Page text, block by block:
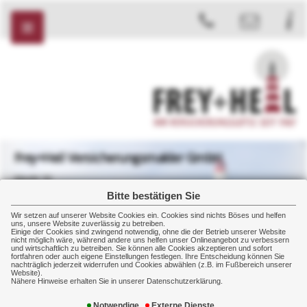
Bitte bestätigen Sie
Wir setzen auf unserer Website Cookies ein. Cookies sind nichts Böses und helfen
uns, unsere Website zuverlässig zu betreiben.
Einige der Cookies sind zwingend notwendig, ohne die der Betrieb unserer Website
nicht möglich wäre, während andere uns helfen unser Onlineangebot zu verbessern
und wirtschaftlich zu betreiben. Sie können alle Cookies akzeptieren und sofort
fortfahren oder auch eigene Einstellungen festlegen. Ihre Entscheidung können Sie
nachträglich jederzeit widerrufen und Cookies abwählen (z.B. im Fußbereich unserer
Website).
Nähere Hinweise erhalten Sie in unserer Datenschutzerklärung.
Frey+Heil Versicherungsmakler GmbH
Markt 32
+49 3761 2007
+49 3761 2008
Privat Sachversicherung Auto Möglichkeiten